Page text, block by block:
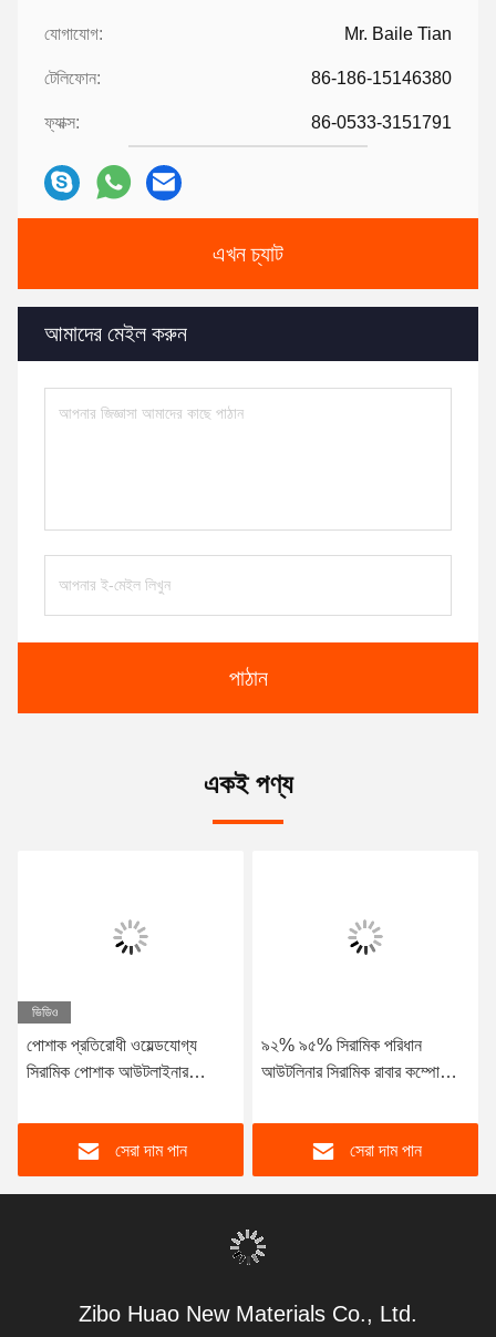
যোগাযোগ: Mr. Baile Tian
টেলিফোন: 86-186-15146380
ফ্যাক্স: 86-0533-3151791
এখন চ্যাট
আমাদের মেইল ​​করুন
পাঠান
একই পণ্য
ভিডিও
পোশাক প্রতিরোধী ওয়েল্ডযোগ্য
সিরামিক পোশাক আউটলাইনার
92
সেরা দাম পান
৯২% ৯৫% সিরামিক পরিধান
আউটলিনার সিরামিক রাবার কম্পোজিট
সেরা দাম পান
Zibo Huao New Materials Co., Ltd.